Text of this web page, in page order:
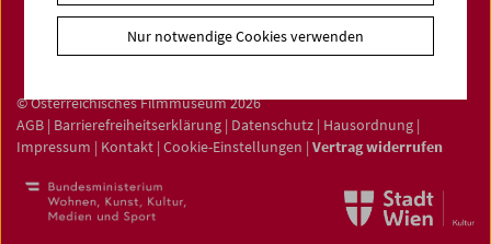
© Österreichisches Filmmuseum 2026
AGB | Barrierefreiheitserklärung | Datenschutz | Hausordnung |
Impressum | Kontakt | Cookie-Einstellungen | Vertrag widerrufen
Nur notwendige Cookies verwenden